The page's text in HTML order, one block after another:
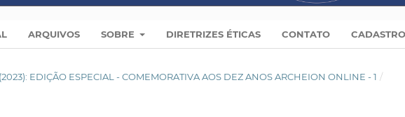
ARQUIVOS SOBRE DIRETRIZES ÉTICAS CONTATO
(2023): EDIÇÃO ESPECIAL - COMEMORATIVA AOS DEZ ANOS ARCHEION ONLINE - 1 /